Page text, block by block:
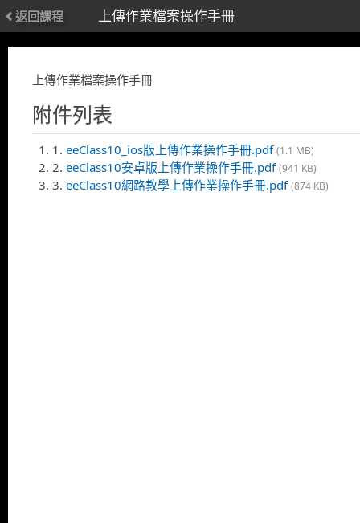
返回課程 上傳作業檔案操作手冊
上傳作業檔案操作手冊
附件列表
1. eeClass10_ios版上傳作業操作手冊.pdf (1.1 MB)
2. eeClass10安卓版上傳作業操作手冊.pdf (941 KB)
3. eeClass10網路教學上傳作業操作手冊.pdf (874 KB)